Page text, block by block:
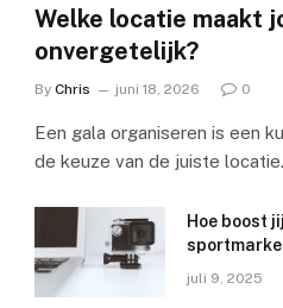
Welke locatie maakt
onvergetelijk?
By Chris juni 18, 2026 0
Een gala organiseren is een
de keuze van de juiste
Hoe boost
juli 9, 2025